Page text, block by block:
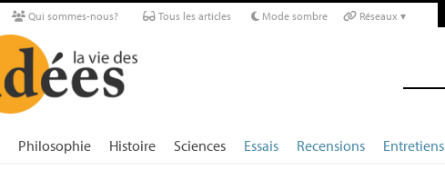
Qui sommes-nous? Tous les articles Mode sombre Réseaux ▾
Philosophie Histoire Sciences Essais Recensions Entretiens